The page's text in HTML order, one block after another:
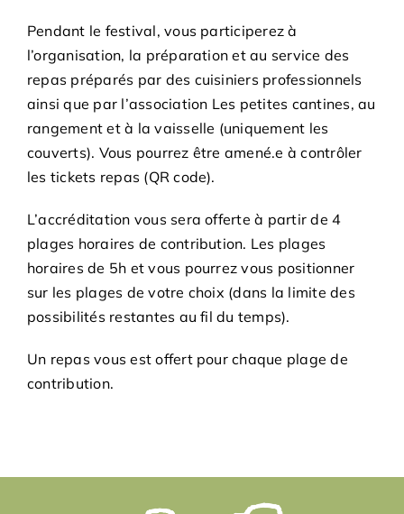
Billetterie
Infos pratiques
Adhésions
Archives
Contact
Pendant le festival, vous participerez à
l’organisation, la préparation et au service des
repas préparés par des cuisiniers professionnels
ainsi que par l’association Les petites cantines, au
rangement et à la vaisselle (uniquement les
couverts). Vous pourrez être amené.e à contrôler
les tickets repas (QR code).
L’accréditation vous sera offerte à partir de 4
plages horaires de contribution. Les plages
horaires de 5h et vous pourrez vous positionner
sur les plages de votre choix (dans la limite des
possibilités restantes au fil du temps).
Un repas vous est offert pour chaque plage de
contribution.